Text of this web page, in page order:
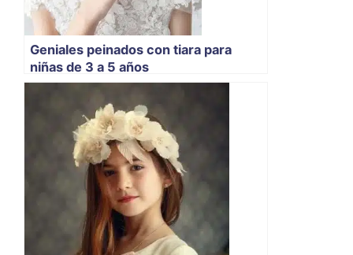
Geniales peinados con tiara para
niñas de 3 a 5 años